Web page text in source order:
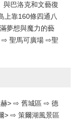
與巴洛克和文藝復
上靠160條四通八
夢想與魔力的藝
⇨ 聖馬可廣場 ⇨聖
赫> ⇨ 舊城區 ⇨ 德
> ⇨ 策爾湖風景區